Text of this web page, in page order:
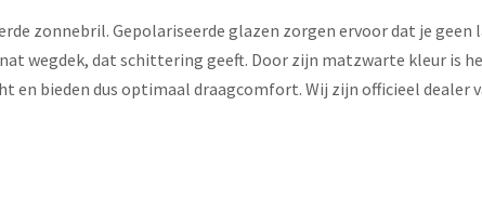
zonnebril. Gepolariseerde glazen zorgen ervoor dat je
wegdek, dat schittering geeft. Door zijn matzwarte kleur is
en bieden dus optimaal draagcomfort. Wij zijn officieel dealer